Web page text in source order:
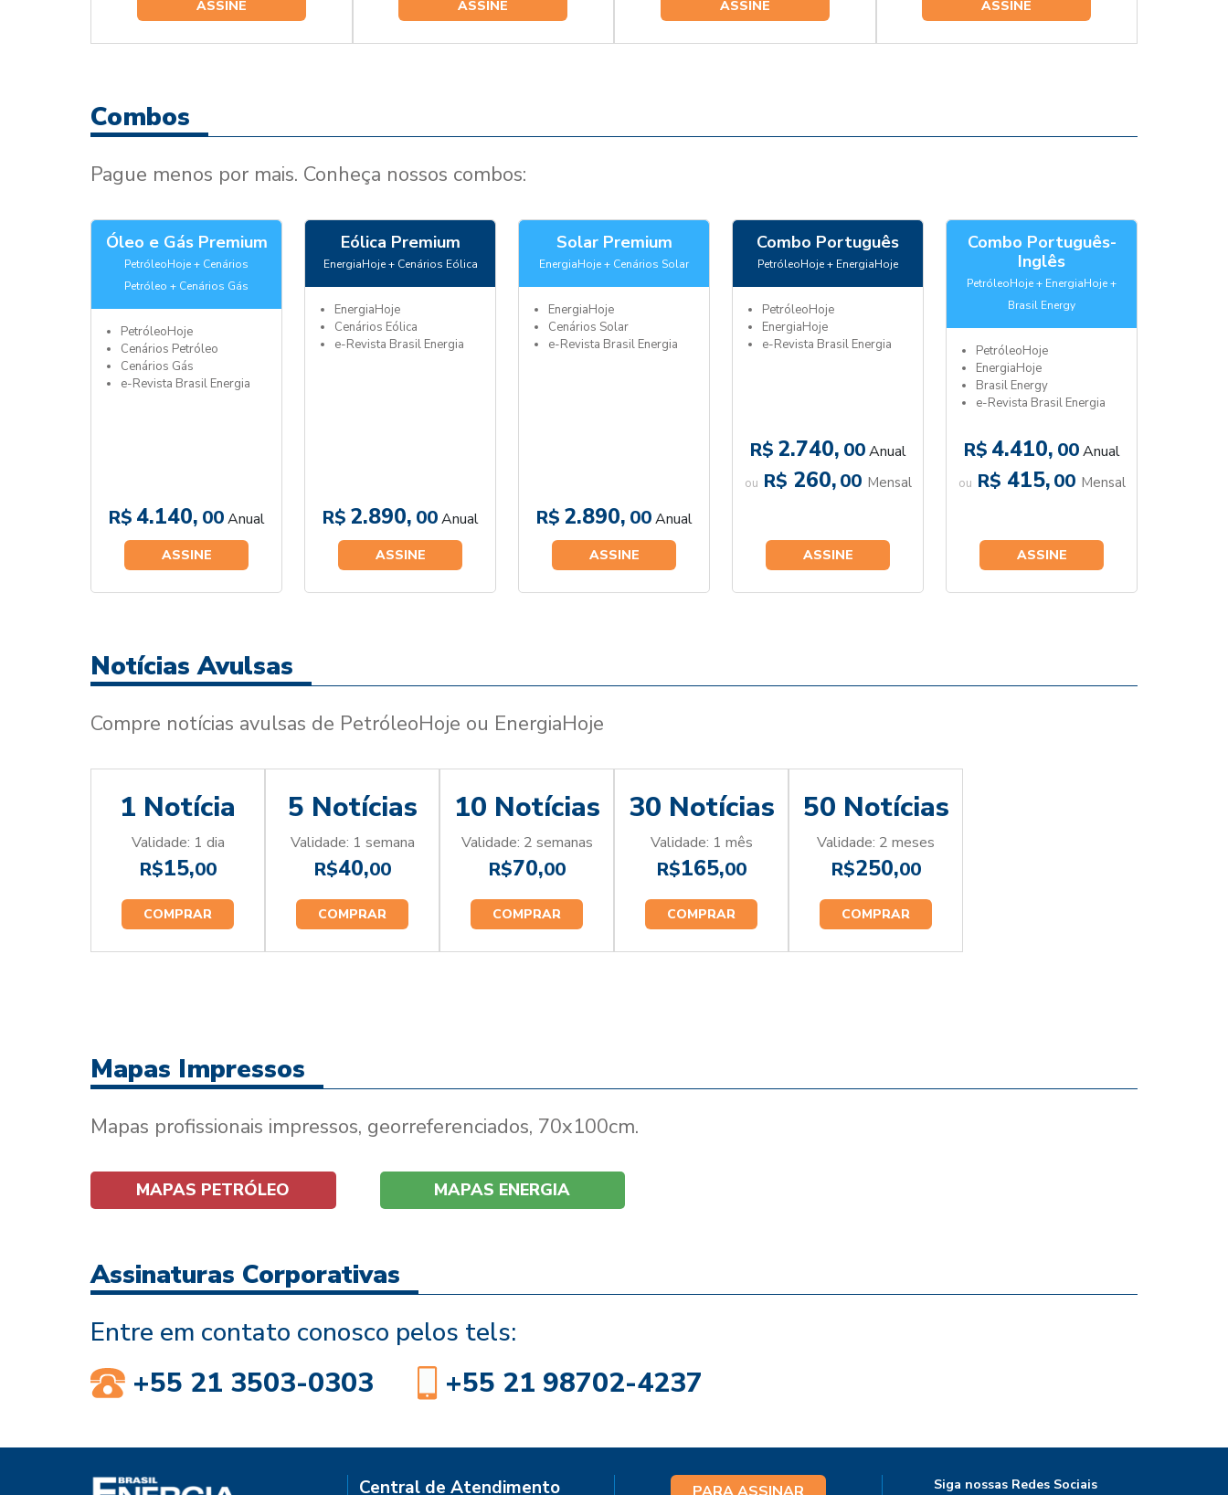
ASSINE ASSINE ASSINE ASSINE
Combos
Pague menos por mais. Conheça nossos combos:
Óleo e Gás Premium
PetróleoHoje + Cenários
Petróleo + Cenários Gás
PetróleoHoje
Cenários Petróleo
Cenários Gás
e-Revista Brasil Energia
R$ 4.140, 00 Anual
ASSINE
Eólica Premium
EnergiaHoje + Cenários Eólica
EnergiaHoje
Cenários Eólica
e-Revista Brasil Energia
R$ 2.890, 00 Anual
ASSINE
Solar Premium
EnergiaHoje + Cenários Solar
EnergiaHoje
Cenários Solar
e-Revista Brasil Energia
R$ 2.890, 00 Anual
ASSINE
Combo Português
PetróleoHoje + EnergiaHoje
PetróleoHoje
EnergiaHoje
e-Revista Brasil Energia
R$ 2.740, 00 Anual
ou R$ 260,00 Mensal
ASSINE
Combo Português-
Inglês
PetróleoHoje + EnergiaHoje +
Brasil Energy
PetróleoHoje
EnergiaHoje
Brasil Energy
e-Revista Brasil Energia
R$ 4.410, 00 Anual
ou R$ 415,00 Mensal
ASSINE
Notícias Avulsas
Compre notícias avulsas de PetróleoHoje ou EnergiaHoje
1 Notícia
Validade: 1 dia
R$15,00
COMPRAR
5 Notícias
Validade: 1 semana
R$40,00
COMPRAR
10 Notícias
Validade: 2 semanas
R$70,00
COMPRAR
30 Notícias
Validade: 1 mês
R$165,00
COMPRAR
50 Notícias
Validade: 2 meses
R$250,00
COMPRAR
Mapas Impressos
Mapas profissionais impressos, georreferenciados, 70x100cm.
MAPAS PETRÓLEO MAPAS ENERGIA
Assinaturas Corporativas
Entre em contato conosco pelos tels:
+55 21 3503-0303 +55 21 98702-4237
Central de Atendimento Siga nossas Redes Sociais